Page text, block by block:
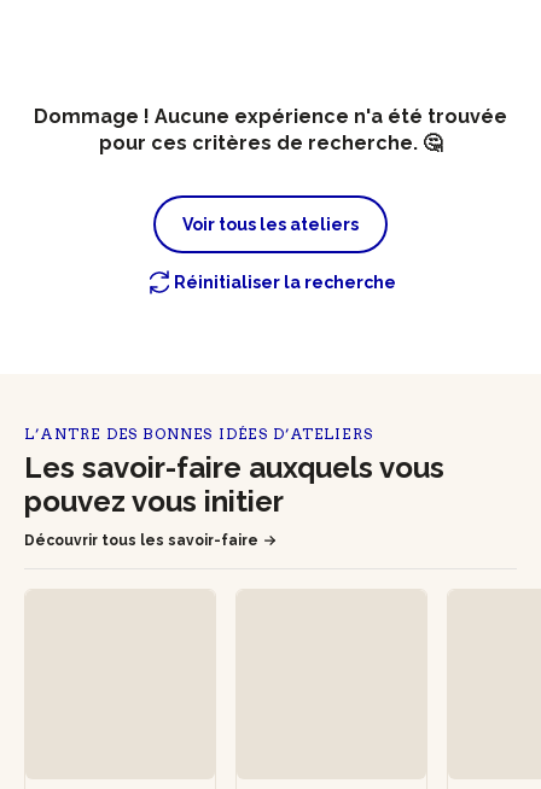
Dommage ! Aucune expérience n'a été trouvée
pour ces critères de recherche. 🤔
Voir tous les ateliers
Réinitialiser la recherche
L’ANTRE DES BONNES IDÉES D’ATELIERS
Les savoir-faire auxquels vous
pouvez vous initier
Découvrir tous les savoir-faire